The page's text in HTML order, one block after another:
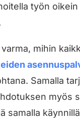
työn oikein
mihin
Samalla
myös
samalla